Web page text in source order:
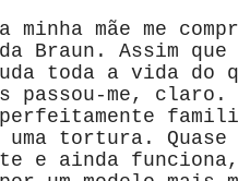
minha mãe me
Braun. Assim que
toda a vida do
passou-me, claro.
tortura. Quase
e ainda